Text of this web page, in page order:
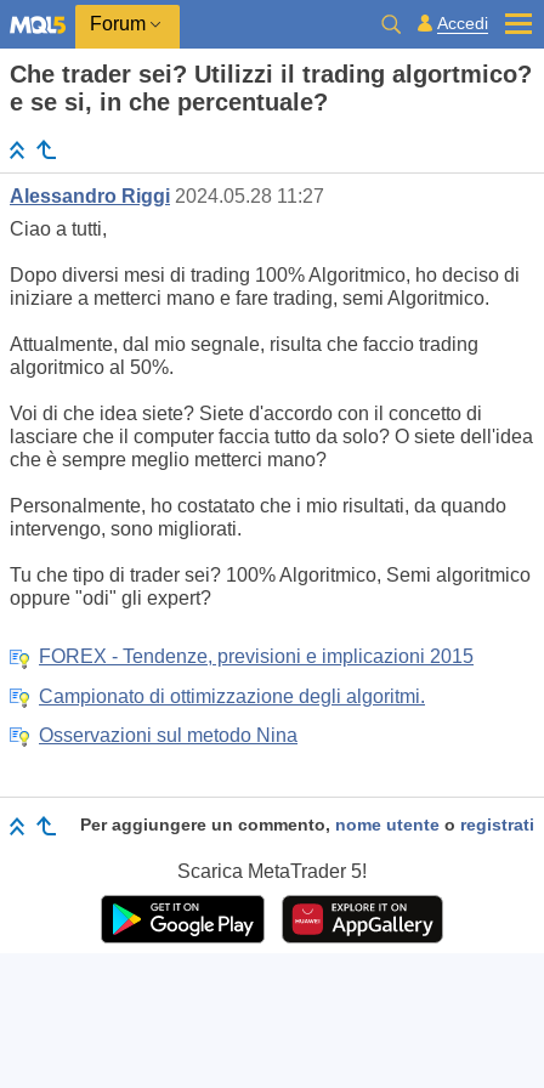
Forum Accedi
Che trader sei? Utilizzi il trading algortmico?
e se si, in che percentuale?
Alessandro Riggi 2024.05.28 11:27
Ciao a tutti,
Dopo diversi mesi di trading 100% Algoritmico, ho deciso di
iniziare a metterci mano e fare trading, semi Algoritmico.
Attualmente, dal mio segnale, risulta che faccio trading
algoritmico al 50%.
Voi di che idea siete? Siete d'accordo con il concetto di
lasciare che il computer faccia tutto da solo? O siete dell'idea
che è sempre meglio metterci mano?
Personalmente, ho costatato che i mio risultati, da quando
intervengo, sono migliorati.
Tu che tipo di trader sei? 100% Algoritmico, Semi algoritmico
oppure "odi" gli expert?
FOREX - Tendenze, previsioni e implicazioni 2015
Campionato di ottimizzazione degli algoritmi.
Osservazioni sul metodo Nina
Per aggiungere un commento, nome utente o registrati
Scarica MetaTrader 5!